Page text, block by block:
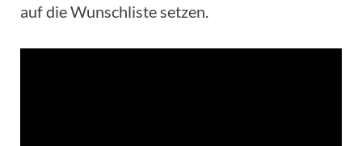
auf die Wunschliste setzen.